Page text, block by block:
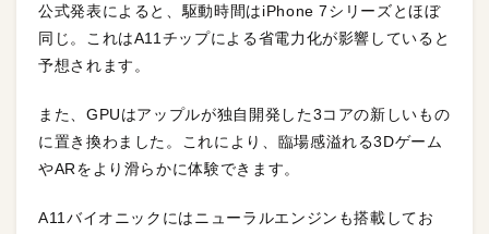
公式発表によると、駆動時間はiPhone 7シリーズとほぼ
同じ。これはA11チップによる省電力化が影響していると
予想されます。
また、GPUはアップルが独自開発した3コアの新しいもの
に置き換わました。これにより、臨場感溢れる3Dゲーム
やARをより滑らかに体験できます。
A11バイオニックにはニューラルエンジンも搭載してお